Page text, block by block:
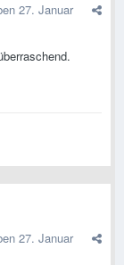
27. Januar
27. Januar